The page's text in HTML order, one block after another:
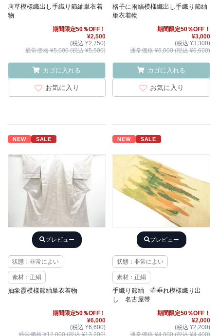
唐草模様織出し手織り節紬単衣着
物
期間限定50％OFF！
¥2,500
(税込 ¥2,750)
通常価格 ¥5,000 (税込 ¥5,500)
カゴに入れる
お気に入り
格子に雨縞模様織出し手織り節紬
単衣着物
期間限定50％OFF！
¥3,000
(税込 ¥3,300)
通常価格 ¥6,000 (税込 ¥6,600)
カゴに入れる
お気に入り
NEW SALE
プレビュー
状態：非常によい
素材：正絹
抽象霞模様節紬単衣着物
期間限定50％OFF！
¥6,000
(税込 ¥6,600)
NEW SALE
プレビュー
状態：非常によい
素材：正絹
手織り節紬 壷垂れ模様織り出
し 名古屋帯
期間限定50％OFF！
¥2,000
(税込 ¥2,200)